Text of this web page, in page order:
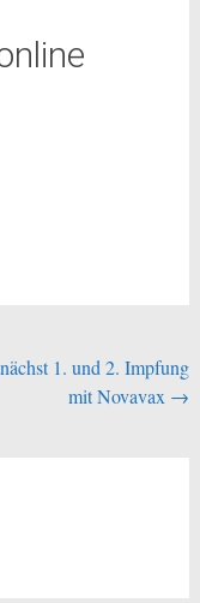
1. und 2. Impfung
mit Novavax →